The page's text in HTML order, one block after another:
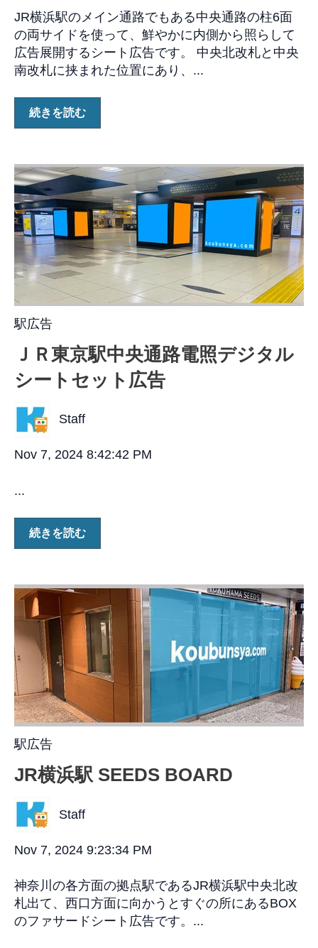
JR横浜駅のメイン通路でもある中央通路の柱6面
の両サイドを使って、鮮やかに内側から照らして
広告展開するシート広告です。 中央北改札と中央
南改札に挟まれた位置にあり、...
続きを読む
駅広告
ＪＲ東京駅中央通路電照デジタル
シートセット広告
Staff
Nov 7, 2024 8:42:42 PM
...
続きを読む
駅広告
JR横浜駅 SEEDS BOARD
Staff
Nov 7, 2024 9:23:34 PM
神奈川の各方面の拠点駅であるJR横浜駅中央北改
札出て、西口方面に向かうとすぐの所にあるBOX
のファサードシート広告です。...